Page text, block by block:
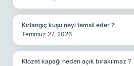
Kırlangıç kuşu neyi temsil eder ?
Temmuz 27, 2026
Klozet kapağı neden açık bırakılmaz ?